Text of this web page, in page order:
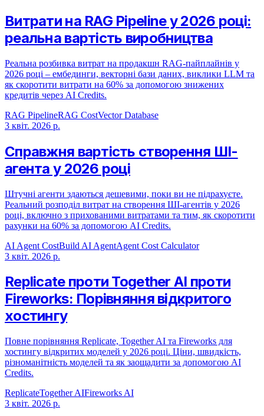
Витрати на RAG Pipeline у 2026 році:
реальна вартість виробництва
Реальна розбивка витрат на продакшн RAG-пайплайнів у
2026 році – ембединги, векторні бази даних, виклики LLM та
як скоротити витрати на 60% за допомогою знижених
кредитів через AI Credits.
RAG PipelineRAG CostVector Database
3 квіт. 2026 р.
Справжня вартість створення ШІ-
агента у 2026 році
Штучні агенти здаються дешевими, поки ви не підрахуєте.
Реальний розподіл витрат на створення ШІ-агентів у 2026
році, включно з прихованими витратами та тим, як скоротити
рахунки на 60% за допомогою AI Credits.
AI Agent CostBuild AI AgentAgent Cost Calculator
3 квіт. 2026 р.
Replicate проти Together AI проти
Fireworks: Порівняння відкритого
хостингу
Повне порівняння Replicate, Together AI та Fireworks для
хостингу відкритих моделей у 2026 році. Ціни, швидкість,
різноманітність моделей та як заощадити за допомогою AI
Credits.
ReplicateTogether AIFireworks AI
3 квіт. 2026 р.